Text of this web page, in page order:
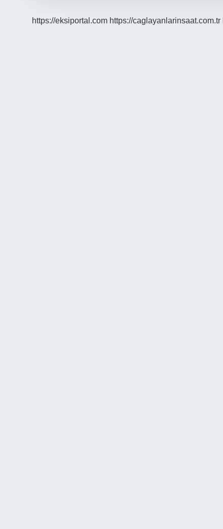
https://eksiportal.com https://caglayanlarinsaat.com.tr